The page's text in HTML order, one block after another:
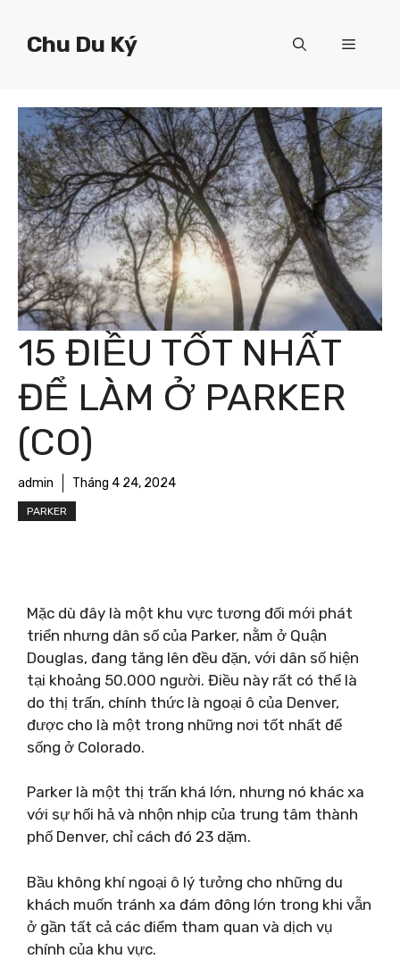
Chu Du Ký Menu
15 ĐIỀU TỐT NHẤT
ĐỂ LÀM Ở PARKER
(CO)
admin Tháng 4 24, 2024
PARKER
Mặc dù đây là một khu vực tương đối mới phát
triển nhưng dân số của Parker, nằm ở Quận
Douglas, đang tăng lên đều đặn, với dân số hiện
tại khoảng 50.000 người. Điều này rất có thể là
do thị trấn, chính thức là ngoại ô của Denver,
được cho là một trong những nơi tốt nhất để
sống ở Colorado.
Parker là một thị trấn khá lớn, nhưng nó khác xa
với sự hối hả và nhộn nhịp của trung tâm thành
phố Denver, chỉ cách đó 23 dặm.
Bầu không khí ngoại ô lý tưởng cho những du
khách muốn tránh xa đám đông lớn trong khi vẫn
ở gần tất cả các điểm tham quan và dịch vụ
chính của khu vực.